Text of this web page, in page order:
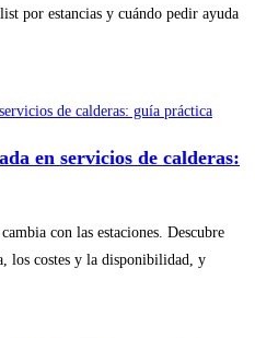
por estancias y cuándo pedir ayuda
en servicios de calderas:
con las estaciones. Descubre
los costes y la disponibilidad, y